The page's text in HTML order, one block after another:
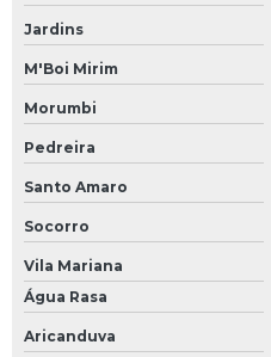
Jardins
M'Boi Mirim
Morumbi
Pedreira
Santo Amaro
Socorro
Vila Mariana
Água Rasa
Aricanduva